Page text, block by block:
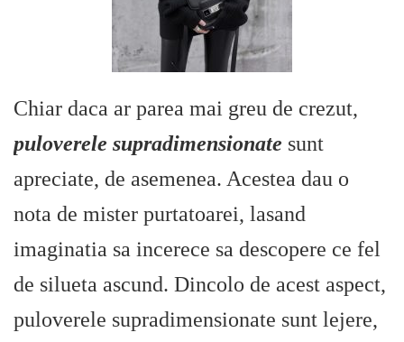
Chiar daca ar parea mai greu de crezut,
puloverele supradimensionate sunt
apreciate, de asemenea. Acestea dau o
nota de mister purtatoarei, lasand
imaginatia sa incerece sa descopere ce fel
de silueta ascund. Dincolo de acest aspect,
puloverele supradimensionate sunt lejere,